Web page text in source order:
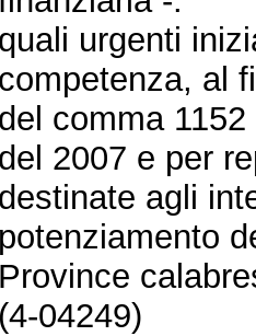
quali urgenti
competenza, al
del comma
del 2007 e per
destinate agli
potenziamento
Province
(4-04249)